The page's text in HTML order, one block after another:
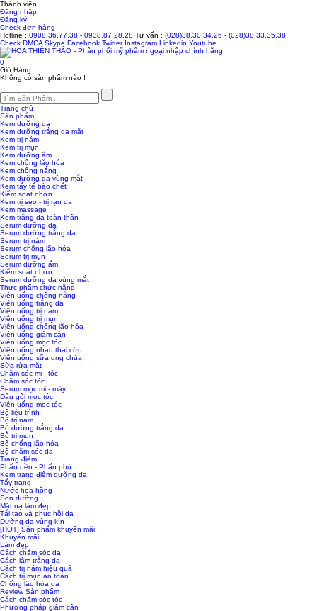
Thành viên
Đăng nhập
Đăng ký
Check đơn hàng
Hotline : 0908.36.77.38 - 0938.87.28.28 Tư vấn : (028)38.30.34.26 - (028)38.33.35.38
Check DMCA Skype Facebook Twitter Instagram Linkedin Youtube
0
Giỏ Hàng
Không có sản phẩm nào !
Trang chủ
Sản phẩm
Kem dưỡng da
Kem dưỡng trắng da mặt
Kem trị nám
Kem trị mụn
Kem dưỡng ẩm
Kem chống lão hóa
Kem chống nắng
Kem dưỡng da vùng mắt
Kem tẩy tế bào chết
Kiểm soát nhờn
Kem trị sẹo - trị rạn da
Kem massage
Kem trắng da toàn thân
Serum dưỡng da
Serum dưỡng trắng da
Serum trị nám
Serum chống lão hóa
Serum trị mụn
Serum dưỡng ẩm
Kiểm soát nhờn
Serum dưỡng da vùng mắt
Thực phẩm chức năng
Viên uống chống nắng
Viên uống trắng da
Viên uống trị nám
Viên uống trị mụn
Viên uống chống lão hóa
Viên uống giảm cân
Viên uống mọc tóc
Viên uống nhau thai cừu
Viên uống sữa ong chúa
Sữa rửa mặt
Chăm sóc mi - tóc
Chăm sóc tóc
Serum mọc mi - mày
Dầu gội mọc tóc
Viên uống mọc tóc
Bộ liệu trình
Bộ trị nám
Bộ dưỡng trắng da
Bộ trị mụn
Bộ chống lão hóa
Bộ chăm sóc da
Trang điểm
Phấn nền - Phấn phủ
Kem trang điểm dưỡng da
Tẩy trang
Nước hoa hồng
Son dưỡng
Mặt nạ làm đẹp
Tái tạo và phục hồi da
Dưỡng da vùng kín
[HOT] Sản phẩm khuyến mãi
Khuyến mãi
Làm đẹp
Cách chăm sóc da
Cách làm trắng da
Cách trị nám hiệu quả
Cách trị mụn an toàn
Chống lão hóa da
Review Sản phẩm
Cách chăm sóc tóc
Phương pháp giảm cân